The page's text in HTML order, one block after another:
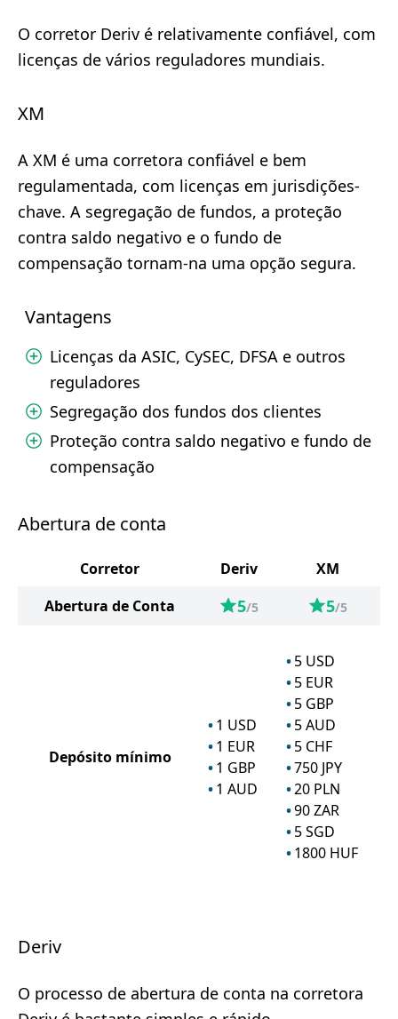
O corretor Deriv é relativamente confiável, com
licenças de vários reguladores mundiais.
XM
A XM é uma corretora confiável e bem
regulamentada, com licenças em jurisdições-
chave. A segregação de fundos, a proteção
contra saldo negativo e o fundo de
compensação tornam-na uma opção segura.
Vantagens
Licenças da ASIC, CySEC, DFSA e outros
reguladores
Segregação dos fundos dos clientes
Proteção contra saldo negativo e fundo de
compensação
Abertura de conta
Corretor Deriv
XM
Abertura de Conta
5/5 5/5
Depósito mínimo
1 USD
1 EUR
1 GBP
1 AUD
5 USD
5 EUR
5 GBP
5AUD
5 CHF
750 JPY
20 PLN
90ZAR
5SGD
1800 HUF
Deriv
O processo de abertura de conta na corretora